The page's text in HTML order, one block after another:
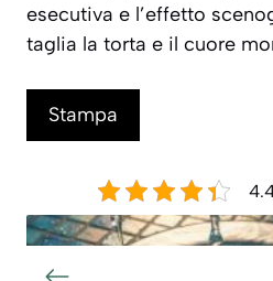
esecutiva e l’effetto
taglia la torta e il cuore
Stampa